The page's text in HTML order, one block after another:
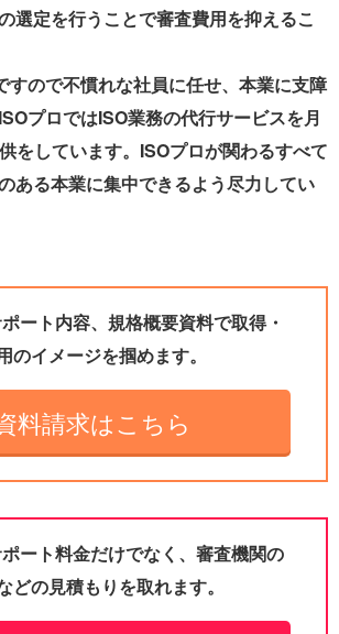
選定を行うことで審査費用を抑えるこ
すので不慣れな社員に任せ、本業に支障
プロではISO業務の代行サービスを月
をしています。ISOプロが関わるすべて
ある本業に集中できるよう尽力してい
ート内容、規格概要資料で取得・
のイメージを掴めます。
料請求はこちら
ート料金だけでなく、審査機関の
どの見積もりを取れます。